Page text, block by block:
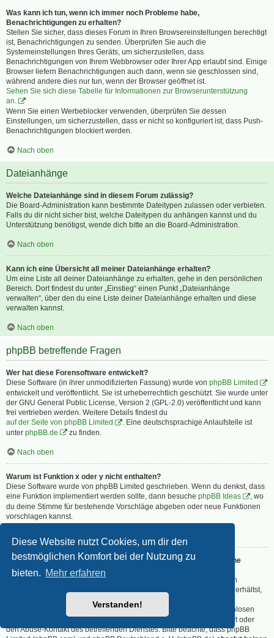
Diese Website nutzt Cookies, um dir den
bestmöglichen Komfort bei der Nutzung zu
bieten. Mehr erfahren
Verstanden!
Was kann ich tun, wenn ich immer noch Probleme habe,
Benachrichtigungen zu erhalten?
Stellen Sie sicher, dass dieses Forum in Ihren Browsereinstellungen berechtigt
ist, Benachrichtigungen zu senden. Überprüfen Sie auch die
Systemeinstellungen Ihres Geräts, um sicherzustellen, dass
Benachrichtigungen von Ihrem Webbrowser oder Ihrer App erlaubt sind. Einige
Browser liefern Benachrichtigungen auch dann, wenn sie geschlossen sind,
während andere dies nur tun, wenn der Browser geöffnet ist.
Sehen Sie sich diese Tabelle für Informationen zur Browserunterstützung
an.
Wenn Sie einen Werbeblocker verwenden, überprüfen Sie dessen
Einstellungen, um sicherzustellen, dass er nicht so konfiguriert ist, dass Push-
Benachrichtigungen blockiert werden.
Nach oben
Dateianhänge
Welche Dateianhänge sind in diesem Forum zulässig?
Die Board-Administration kann bestimmte Dateitypen zulassen oder verbieten.
Falls du dir nicht sicher bist, welche Dateitypen du anhängen kannst und du
Unterstützung benötigst, wende dich bitte an die Board-Administration.
Nach oben
Kann ich eine Übersicht all meiner Dateianhänge erhalten?
Um eine Liste all deiner Dateianhänge zu erhalten, gehe in den persönlichen
Bereich. Dort findest du unter „Einstieg“ einen Punkt „Dateianhänge
verwalten“, über den du eine Liste deiner Dateianhänge erhalten und diese
verwalten kannst.
Nach oben
phpBB betreffende Fragen
Wer hat diese Forensoftware entwickelt?
Diese Software (in ihrer unmodifizierten Fassung) wurde von phpBB Limited
entwickelt und veröffentlicht. Sie ist urheberrechtlich geschützt. Sie wurde unter
der GNU General Public License, Version 2 (GPL-2.0) veröffentlicht und kann
frei vertrieben werden. Weitere Details findest du
auf der Seite von phpBB Limited
. Eine deutschsprachige Anlaufstelle ist
unter phpBB.de zu finden.
Nach oben
Warum ist Funktion x oder y nicht enthalten?
Diese Software wurde von phpBB Limited geschrieben. Wenn du denkst, dass
eine Funktion implementiert werden sollte, dann besuche phpBB Ideas
, wo
du deine Stimme für bestehende Vorschläge abgeben oder neue Funktionen
vorschlagen kannst.
Nach oben
An wen soll ich mich wenden, falls es Beschwerden oder juristische
Anfragen zu diesem Forum gibt?
Jeder Administrator, der auf der „Das Team“-Seite aufgeführt ist, ist ein
geeigneter Kontakt für deine Beschwerde. Wenn du so keine Antwort erhältst,
solltest du den Besitzer der Domain kontaktieren (führe dazu eine
durch) oder — falls diese Seite bei einem kostenlosen
Webhoster wie z. B. Yahoo!, free.fr, funpic.de usw. liegt — den Support oder
den Abuse-Kontakt des betreffenden Dienstes. Bitte beachte, dass phpBB